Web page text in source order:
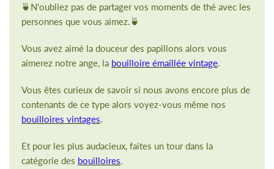
🍵N'oubliez pas de partager vos moments de thé avec les
personnes que vous aimez.🍵
Vous avez aimé la douceur des papillons alors vous
aimerez notre ange, la bouilloire émaillée vintage.
Vous êtes curieux de savoir si nous avons encore plus de
contenants de ce type alors voyez-vous même nos
bouilloires vintages.
Et pour les plus audacieux, faites un tour dans la
catégorie des bouilloires.